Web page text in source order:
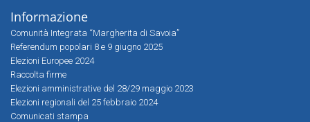
Informazione
Comunità Integrata “Margherita di Savoia”
Referendum popolari 8 e 9 giugno 2025
Elezioni Europee 2024
Raccolta firme
Elezioni amministrative del 28/29 maggio 2023
Elezioni regionali del 25 febbraio 2024
Comunicati stampa